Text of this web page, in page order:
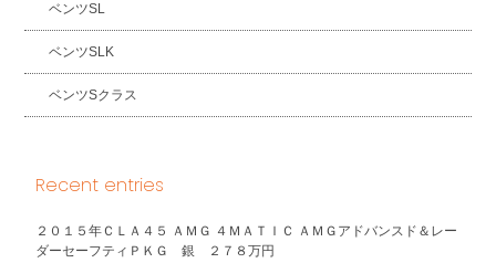
ベンツSL
ベンツSLK
ベンツSクラス
Recent entries
２０１５年ＣＬＡ４５ ＡＭＧ ４ＭＡＴＩＣ ＡＭＧアドバンスド＆レー
ダーセーフティＰＫＧ 銀 ２７８万円